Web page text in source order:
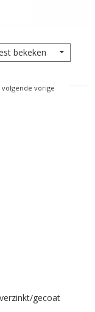
bekeken
volgende vorige
gecoat